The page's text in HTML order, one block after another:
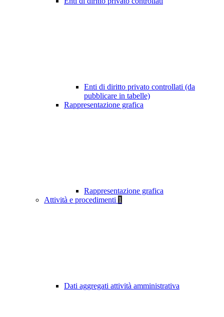
Enti di diritto privato controllati (da
pubblicare in tabelle)
Rappresentazione grafica
Rappresentazione grafica
Attività e procedimenti 1
Dati aggregati attività amministrativa